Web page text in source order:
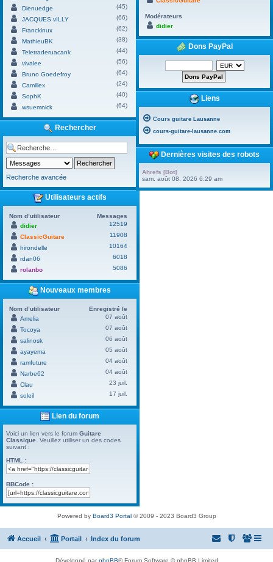
Dienuedge
(45)
JACQUES vILLY
(66)
Franckinux
(62)
MathieuBK
(38)
Teletraderuacank
(44)
vivalee
(56)
Bruno Goedefroy
(64)
Camillex
(24)
SophK
(40)
wsuemnick
(64)
Rechercher
Recherche avancée
Utilisateurs actifs
Nom d’utilisateur
Messages
didier
12519
ClassicGuitare
11908
hirondelle
10164
rdan06
6018
rolanbo
5086
Nouveaux membres
Nom d’utilisateur
Enregistré le
Amelia
07 août
Tocoya
07 août
salinosk
06 août
ayayema
05 août
ramfuture
04 août
Narbe62
04 août
Clau
23 juil.
soleil
17 juil.
Lien du forum
Voici un lien vers le forum Guitare
Classique . Veuillez utiliser un des codes
suivant :
HTML :
BBCode :
Modérateurs
didier
Dons PayPal
Liens
Cours guitare Lausanne
cours-guitare-lausanne.com
Dernières visites des robots
Ahrefs [Bot]
sam. août 08, 2026 6:29 am
Powered by Board3 Portal© 2009 - 2023 Board3 Group
Accueil Portail Index du forum
Développé parphpBB® Forum Software © phpBB Limited